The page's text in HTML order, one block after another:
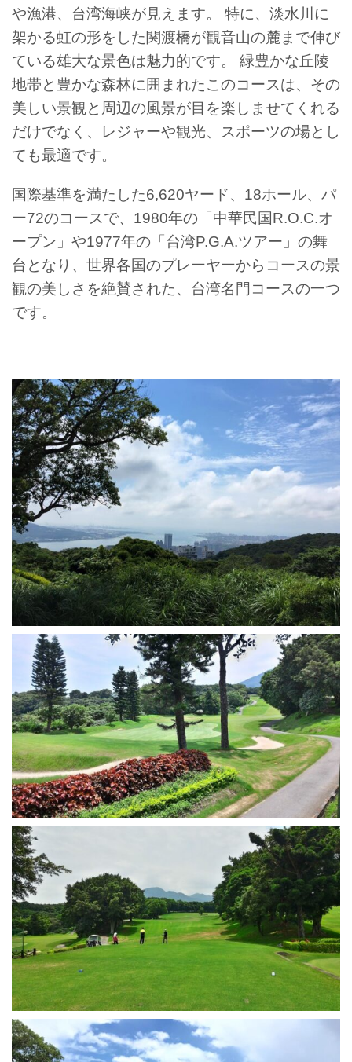
や漁港、台湾海峡が見えます。 特に、淡水川に
架かる虹の形をした関渡橋が観音山の麓まで伸び
ている雄大な景色は魅力的です。 緑豊かな丘陵
地帯と豊かな森林に囲まれたこのコースは、その
美しい景観と周辺の風景が目を楽しませてくれる
だけでなく、レジャーや観光、スポーツの場とし
ても最適です。
国際基準を満たした6,620ヤード、18ホール、パ
ー72のコースで、1980年の「中華民国R.O.C.オ
ープン」や1977年の「台湾P.G.A.ツアー」の舞
台となり、世界各国のプレーヤーからコースの景
観の美しさを絶賛された、台湾名門コースの一つ
です。